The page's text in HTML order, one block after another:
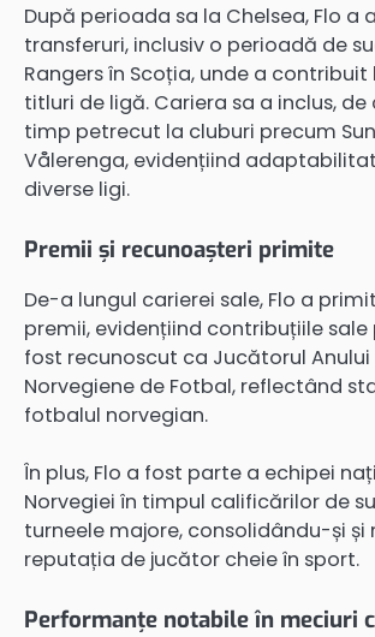
După perioada sa la Chelsea, Flo a
transferuri, inclusiv o perioadă de
Rangers în Scoția, unde a
titluri de ligă. Cariera sa a inclus, de
timp petrecut la cluburi precum
Vålerenga, evidențiind
diverse ligi.
Premii și recunoașteri primite
De-a lungul carierei sale, Flo a
premii, evidențiind contribuțiile sale
fost recunoscut ca Jucătorul
Norvegiene de Fotbal, reflectând
fotbalul norvegian.
În plus, Flo a fost parte a echipei
Norvegiei în timpul calificărilor de
turneele majore, consolidându-și și
reputația de jucător cheie în sport.
Performanțe notabile în meciuri